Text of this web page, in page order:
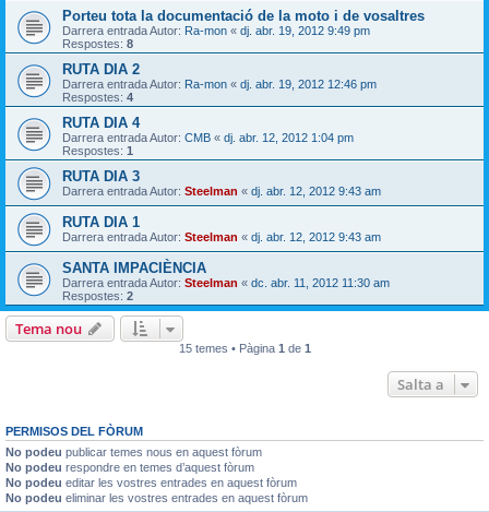
Porteu tota la documentació de la moto i de vosaltres
Darrera entrada Autor: Ra-mon « dj. abr. 19, 2012 9:49 pm
Respostes: 8
RUTA DIA 2
Darrera entrada Autor: Ra-mon « dj. abr. 19, 2012 12:46 pm
Respostes: 4
RUTA DIA 4
Darrera entrada Autor: CMB « dj. abr. 12, 2012 1:04 pm
Respostes: 1
RUTA DIA 3
Darrera entrada Autor: Steelman « dj. abr. 12, 2012 9:43 am
RUTA DIA 1
Darrera entrada Autor: Steelman « dj. abr. 12, 2012 9:43 am
SANTA IMPACIÈNCIA
Darrera entrada Autor: Steelman « dc. abr. 11, 2012 11:30 am
Respostes: 2
Tema nou
15 temes • Pàgina 1 de 1
Salta a
PERMISOS DEL FÒRUM
No podeu publicar temes nous en aquest fòrum
No podeu respondre en temes d’aquest fòrum
No podeu editar les vostres entrades en aquest fòrum
No podeu eliminar les vostres entrades en aquest fòrum